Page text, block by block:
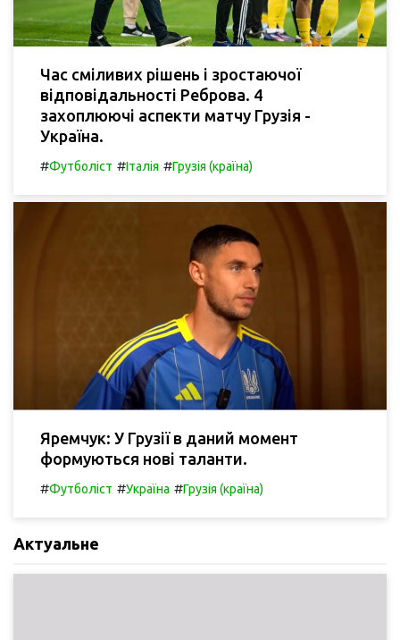
Час сміливих рішень і зростаючої
відповідальності Реброва. 4
захоплюючі аспекти матчу Грузія -
Україна.
#Футболіст #Італія #Грузія (країна)
Яремчук: У Грузії в даний момент
формуються нові таланти.
#Футболіст #Україна #Грузія (країна)
Актуальне